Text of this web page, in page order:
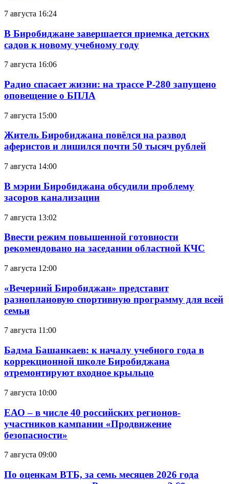
7 августа 16:24
В Биробиджане завершается приемка детских
садов к новому учебному году
7 августа 16:06
Радио спасает жизни: на трассе Р-280 запущено
оповещение о БПЛА
7 августа 15:00
Житель Биробиджана повёлся на развод
аферистов и лишился почти 50 тысяч рублей
7 августа 14:00
В мэрии Биробиджана обсудили проблему
засоров канализации
7 августа 13:02
Ввести режим повышенной готовности
рекомендовано на заседании областной КЧС
7 августа 12:00
«Вечерний Биробиджан» представит
разноплановую спортивную программу для всей
семьи
7 августа 11:00
Бадма Башанкаев: к началу учебного года в
коррекционной школе Биробиджана
отремонтируют входное крыльцо
7 августа 10:00
ЕАО – в числе 40 российских регионов-
участников кампании «Продвижение
безопасности»
7 августа 09:00
По оценкам ВТБ, за семь месяцев 2026 года